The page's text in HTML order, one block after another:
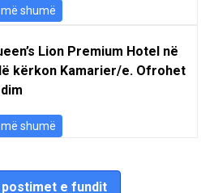
më shumë
Lion Premium Hotel në
kërkon Kamarier/e. Ofrohet
më shumë
postimet e fundit